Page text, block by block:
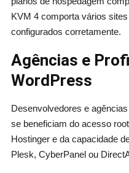
KVM 4 comporta vários
configurados corretamente.
Agências e
WordPress
Desenvolvedores e
se beneficiam do acesso
Hostinger e da capacidade
Plesk, CyberPanel ou